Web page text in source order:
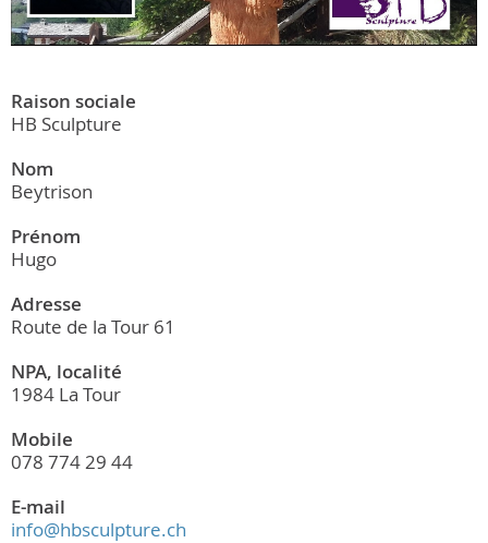
Raison sociale
HB Sculpture
Nom
Beytrison
Prénom
Hugo
Adresse
Route de la Tour 61
NPA, localité
1984 La Tour
Mobile
078 774 29 44
E-mail
info@hbsculpture.ch